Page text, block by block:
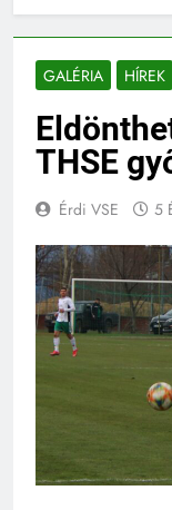
GALÉRIA HÍREK
THSE
Érdi VSE 5